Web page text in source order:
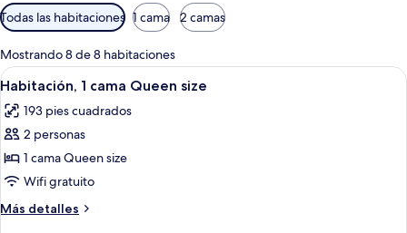
Filtros
disponibles
para
las
habitaciones
Todas las habitaciones 1 cama 2 camas
Mostrando 8 de 8 habitaciones
Abrir
todas
las
fotos
de
Habitación,
1
cama
Habitación de hotel con una cama
6
Habitación, 1 cama Queen size
193 pies cuadrados
2 personas
1 cama Queen size
Wifi gratuito
Más detalles
Más